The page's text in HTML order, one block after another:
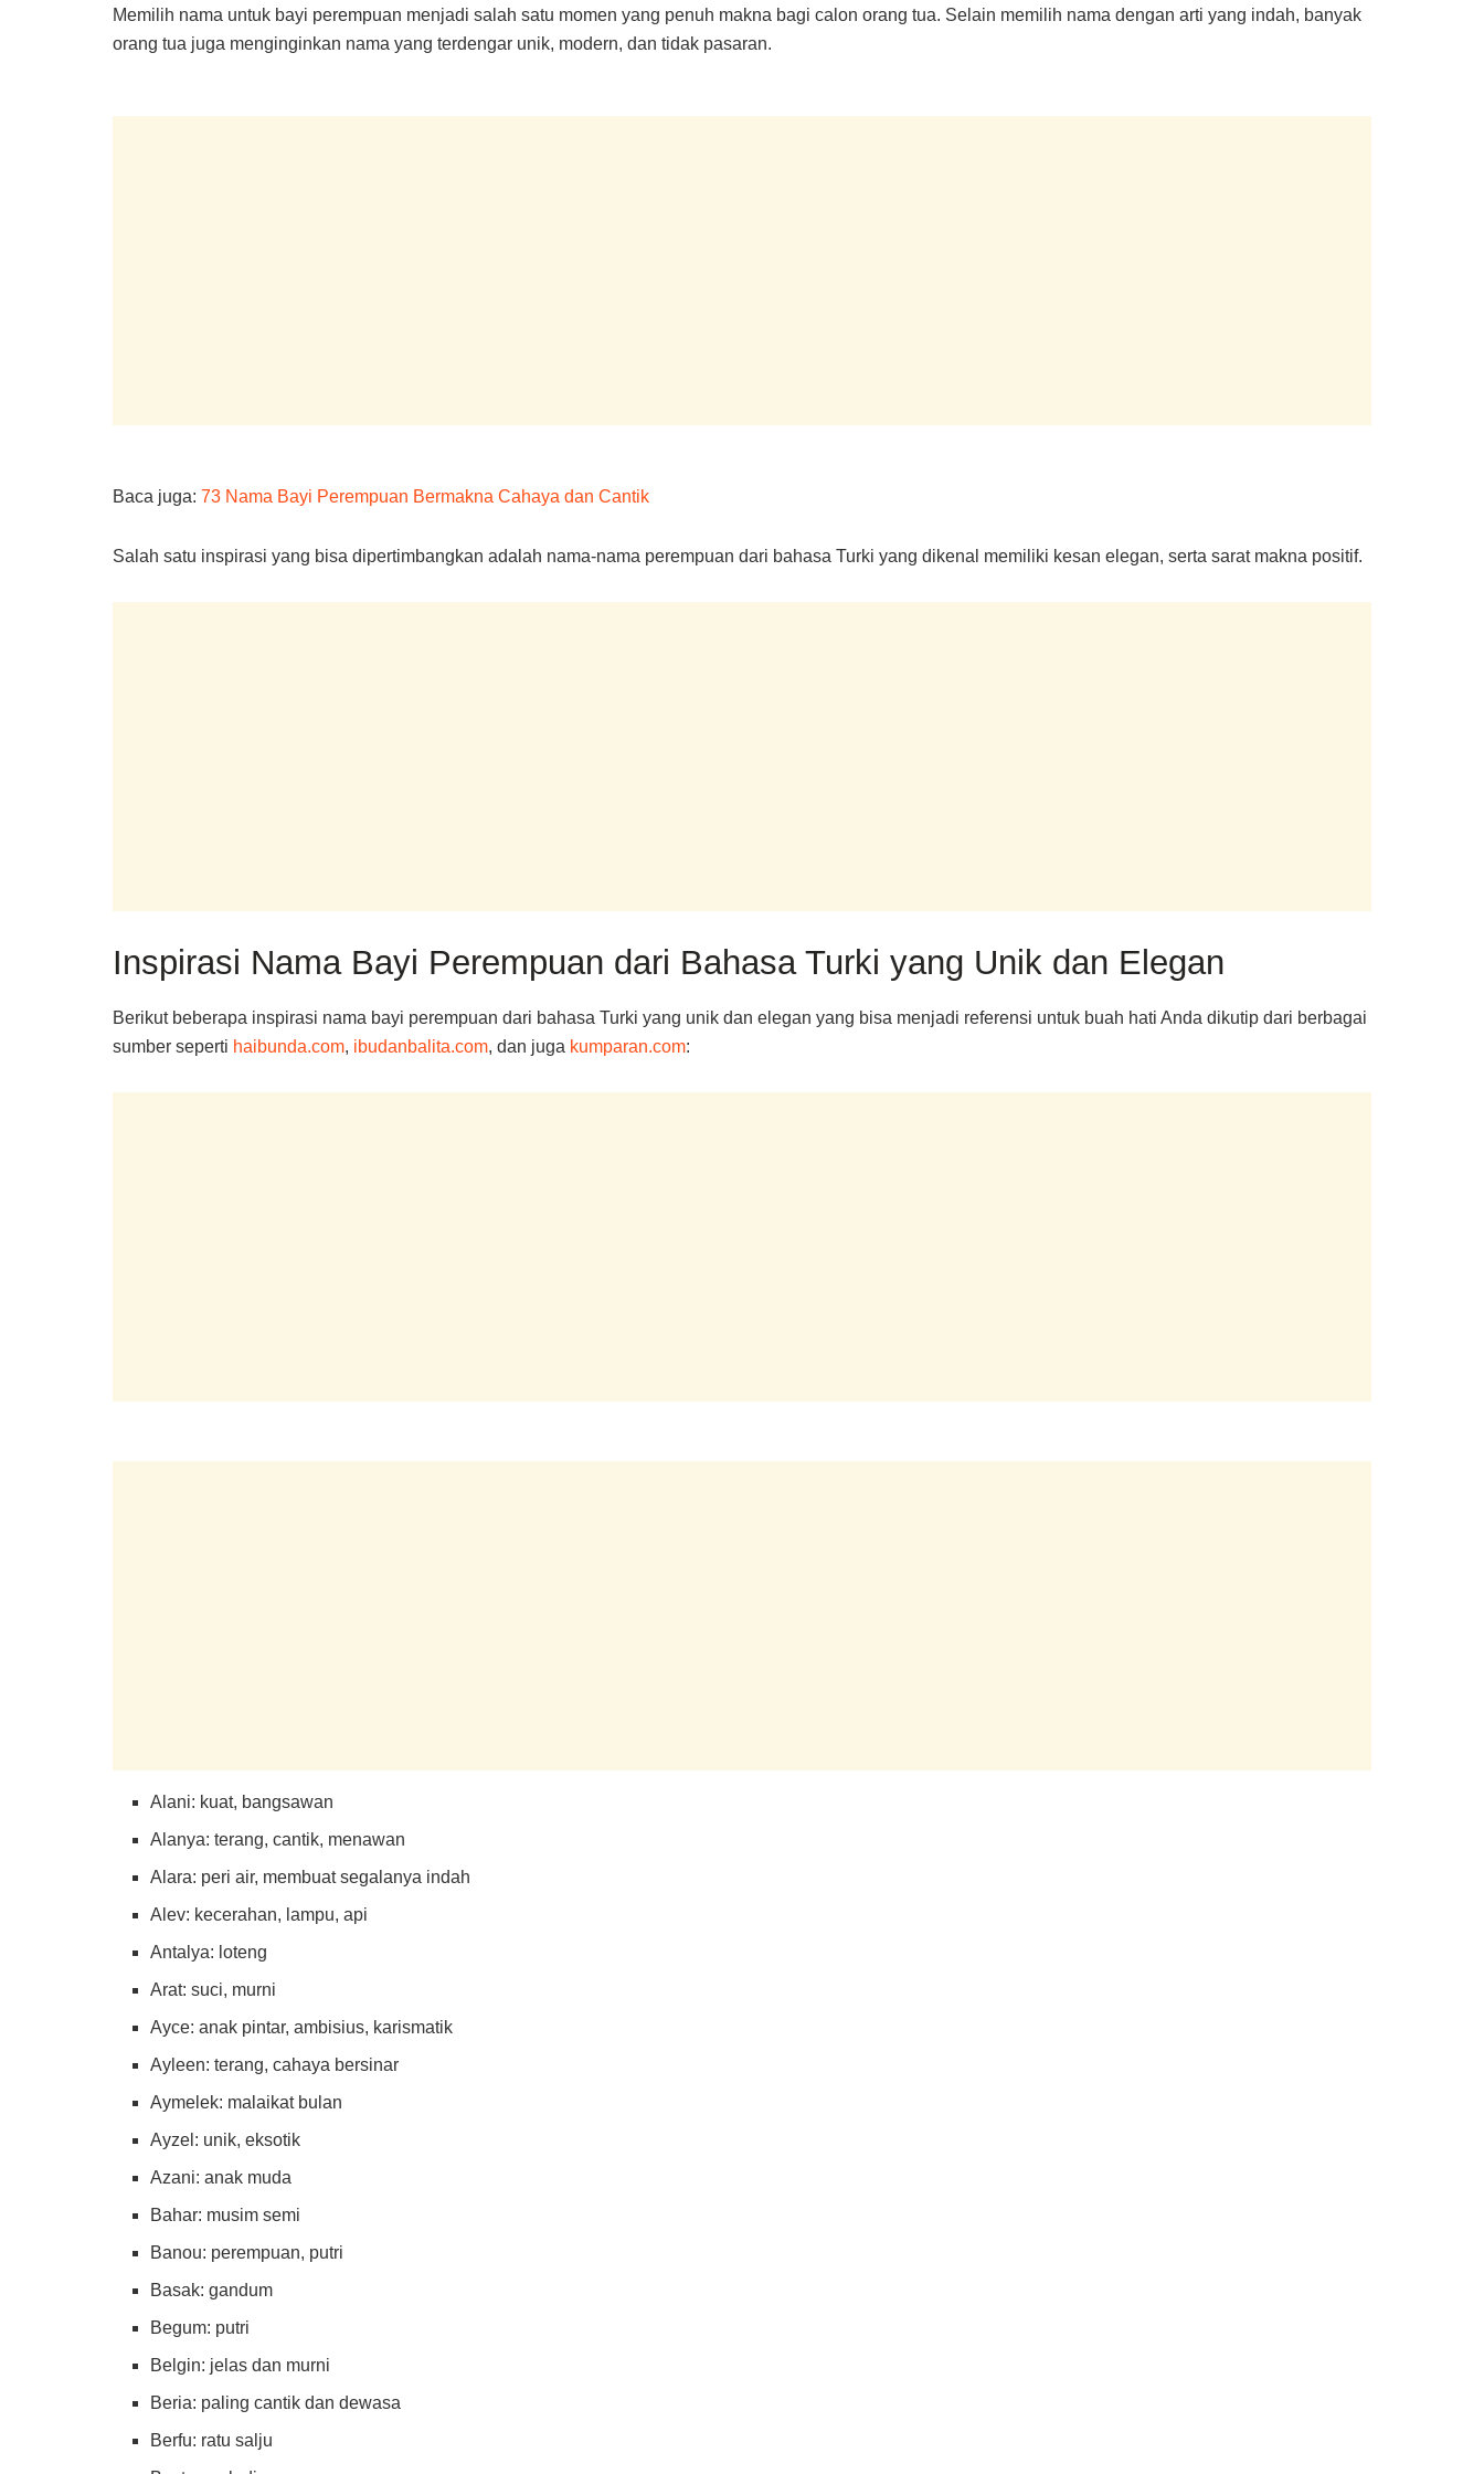
Memilih nama untuk bayi perempuan menjadi salah satu momen yang penuh makna bagi calon orang tua. Selain memilih nama dengan arti yang indah, banyak
orang tua juga menginginkan nama yang terdengar unik, modern, dan tidak pasaran.
Baca juga: 73 Nama Bayi Perempuan Bermakna Cahaya dan Cantik
Salah satu inspirasi yang bisa dipertimbangkan adalah nama-nama perempuan dari bahasa Turki yang dikenal memiliki kesan elegan, serta sarat makna positif.
Inspirasi Nama Bayi Perempuan dari Bahasa Turki yang Unik dan Elegan
Berikut beberapa inspirasi nama bayi perempuan dari bahasa Turki yang unik dan elegan yang bisa menjadi referensi untuk buah hati Anda dikutip dari berbagai
sumber seperti haibunda.com, ibudanbalita.com, dan juga kumparan.com:
Alani: kuat, bangsawan
Alanya: terang, cantik, menawan
Alara: peri air, membuat segalanya indah
Alev: kecerahan, lampu, api
Antalya: loteng
Arat: suci, murni
Ayce: anak pintar, ambisius, karismatik
Ayleen: terang, cahaya bersinar
Aymelek: malaikat bulan
Ayzel: unik, eksotik
Azani: anak muda
Bahar: musim semi
Banou: perempuan, putri
Basak: gandum
Begum: putri
Belgin: jelas dan murni
Beria: paling cantik dan dewasa
Berfu: ratu salju